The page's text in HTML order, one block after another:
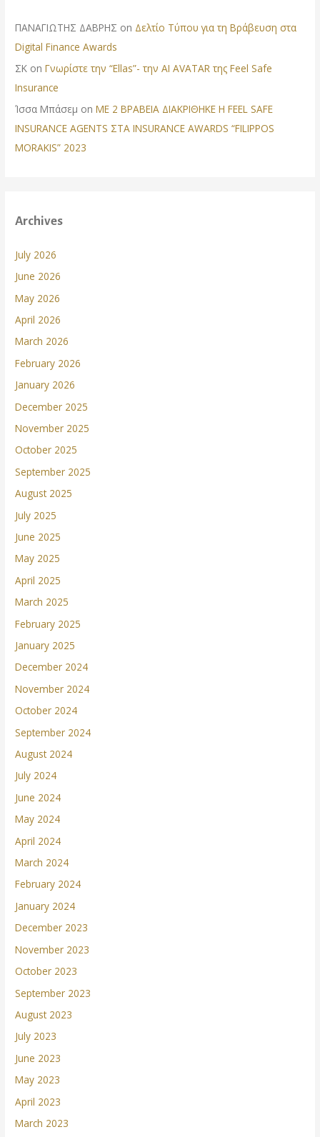
ΠΑΝΑΓΙΩΤΗΣ ΔΑΒΡΗΣ on Δελτίο Τύπου για τη Βράβευση στα
Digital Finance Awards
ΣΚ onΓνωρίστε την “Ellas”- την AI AVATAR της Feel Safe
Insurance
Ίσσα Μπάσεμ onΜΕ 2 ΒΡΑΒΕΙΑ ΔΙΑΚΡΙΘΗΚΕ Η FEEL SAFE
INSURANCE AGENTS ΣΤΑ INSURANCE AWARDS “FILIPPOS
MORAKIS” 2023
Archives
July 2026
June 2026
May 2026
April 2026
March 2026
February 2026
January 2026
December 2025
November 2025
October 2025
September 2025
August 2025
July 2025
June 2025
May 2025
April 2025
March 2025
February 2025
January 2025
December 2024
November 2024
October 2024
September 2024
August 2024
July 2024
June 2024
May 2024
April 2024
March 2024
February 2024
January 2024
December 2023
November 2023
October 2023
September 2023
August 2023
July 2023
June 2023
May 2023
April 2023
March 2023